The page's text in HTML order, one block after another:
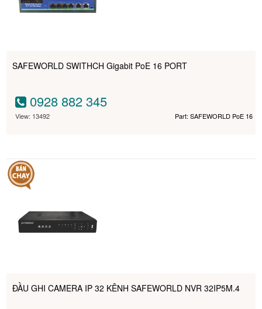
SAFEWORLD SWITHCH Gigabit PoE 16 PORT
0928 882 345
View: 13492 Part: SAFEWORLD PoE 16
ĐẦU GHI CAMERA IP 32 KÊNH SAFEWORLD NVR 32IP5M.4